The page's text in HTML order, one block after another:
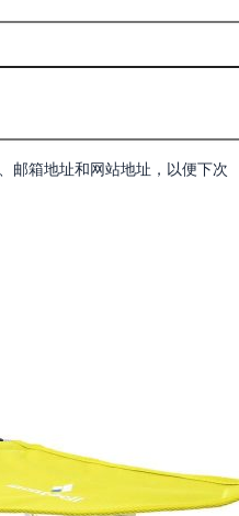
邮箱地址和网站地址，以便下次